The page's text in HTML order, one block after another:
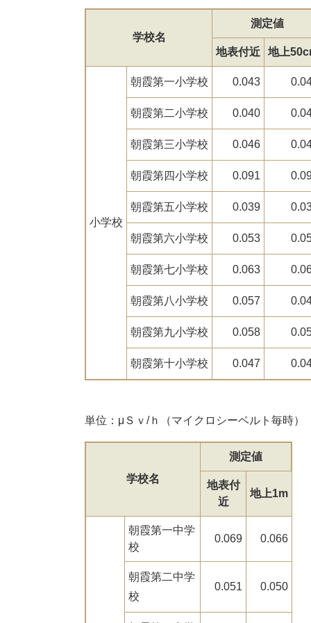
学校名
測定値
地表付近 地上
小学校
朝霞第一小学校 0.043
朝霞第二小学校 0.040
朝霞第三小学校 0.046
朝霞第四小学校 0.091
朝霞第五小学校 0.039
朝霞第六小学校 0.053
朝霞第七小学校 0.063
朝霞第八小学校 0.057
朝霞第九小学校 0.058
朝霞第十小学校 0.047
単位：μＳｖ/ｈ（マイクロシーベルト毎時）
学校名
測定値
地表付
近
地上1m
朝霞第一中学
校
0.069 0.066
朝霞第二中学
校
0.051 0.050